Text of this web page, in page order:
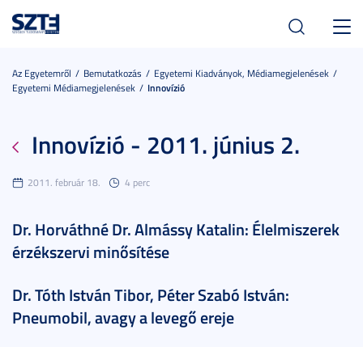
Az Egyetemről Bemutatkozás
Egyetemi Kiadványok, Médiamegjelenések
Egyetemi Médiamegjelenések
Innovízió
Innovízió - 2011. június 2.
2011. február 18. 4 perc
Dr. Horváthné Dr. Almássy Katalin: Élelmiszerek
érzékszervi minősítése
Dr. Tóth István Tibor, Péter Szabó István:
Pneumobil, avagy a levegő ereje